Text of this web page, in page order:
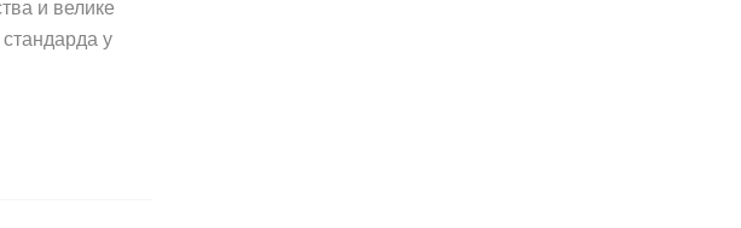
и велике
у